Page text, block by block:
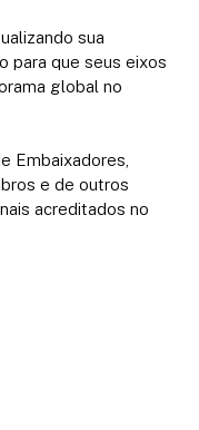
sua
para que seus eixos
global no
Embaixadores,
e de outros
acreditados no